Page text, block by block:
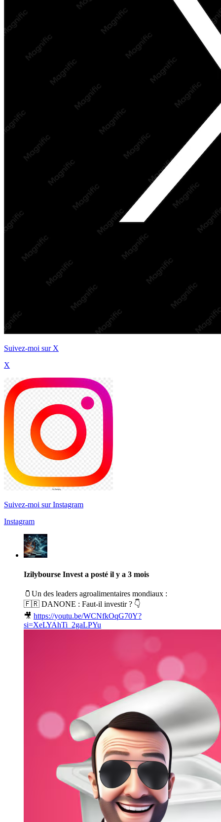
Suivez-moi sur X
X
Suivez-moi sur Instagram
Instagram
Izilybourse Invest a posté il y a 3 mois
🫙Un des leaders agroalimentaires mondiaux :
🇫🇷 DANONE : Faut-il investir ? 👇
🎥 https://youtu.be/WCNfkOqG70Y?
si=XeLYAhTi_2gaLPYu